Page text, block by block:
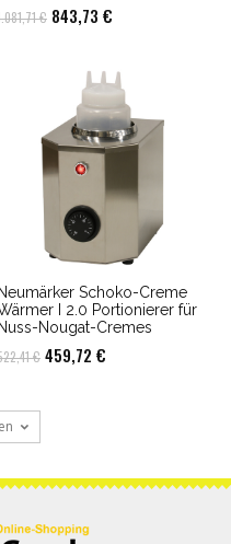
€ Ursprünglicher
1.081,71 €
843,73 €
ist:
843,73 €.
Neumärker Schoko-Creme
I 2.0 Portionierer für
Nuss-Nougat-Cremes
€ Ursprünglicher
459,72 €